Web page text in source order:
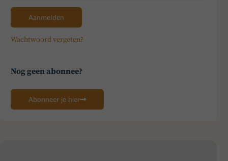
Aanmelden
Wachtwoord vergeten?
Nog geen abonnee?
Abonneer je hier